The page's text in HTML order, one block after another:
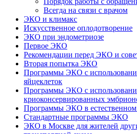
Всегда на связи с врачом
ЭКО и климакс
Искусственное оплодотворение
ЭКО при эндометриозе
Первое ЭКО
Рекомендации перед ЭКО и
Вторая попытка ЭКО
Программы ЭКО с
яйцеклеток
Программы ЭКО с
криоконсервированных
Программы ЭКО в
Стандартные программы ЭКО
ЭКО в Москве для жителей